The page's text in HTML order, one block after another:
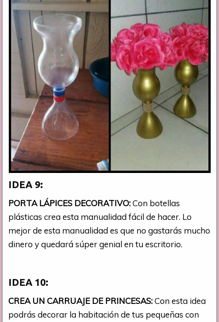
IDEA 9:
PORTA LÁPICES DECORATIVO:Con botellas
plásticas crea esta manualidad fácil de hacer. Lo
mejor de esta manualidad es que no gastarás mucho
dinero y quedará súper genial en tu escritorio.
IDEA 10:
CREA UN CARRUAJE DE PRINCESAS:Con esta idea
podrás decorar la habitación de tus pequeñas con